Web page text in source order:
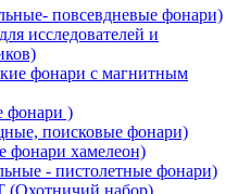
повсевдневые фонари)
исследователей и
фонари с магнитным
фонари )
поисковые фонари)
фонари хамелеон)
- пистолетные фонари)
набор)